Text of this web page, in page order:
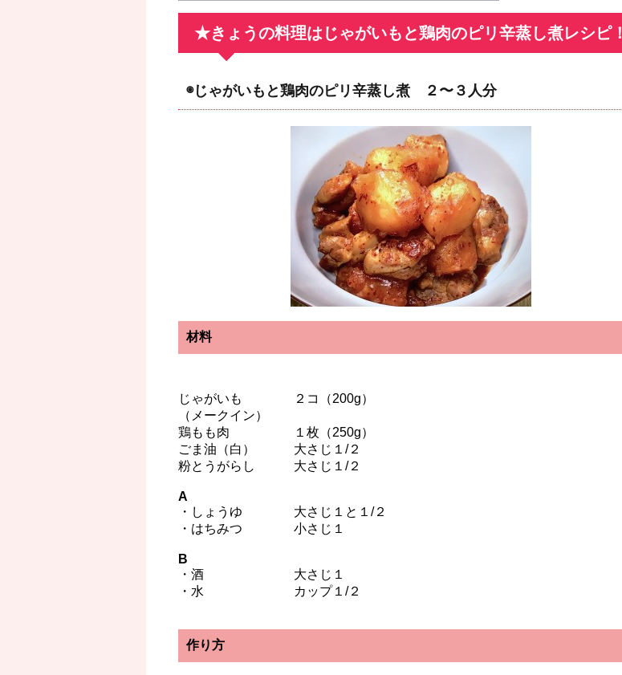
★きょうの料理はじゃがいもと鶏肉のピリ辛蒸し煮レシピ！
◉じゃがいもと鶏肉のピリ辛蒸し煮 ２〜３人分
材料
じゃがいも ２コ（200g）
（メークイン）
鶏もも肉 １枚（250g）
ごま油（白） 大さじ１/２
粉とうがらし 大さじ１/２
A
・しょうゆ 大さじ１と１/２
・はちみつ 小さじ１
B
・酒 大さじ１
・水 カップ１/２
作り方